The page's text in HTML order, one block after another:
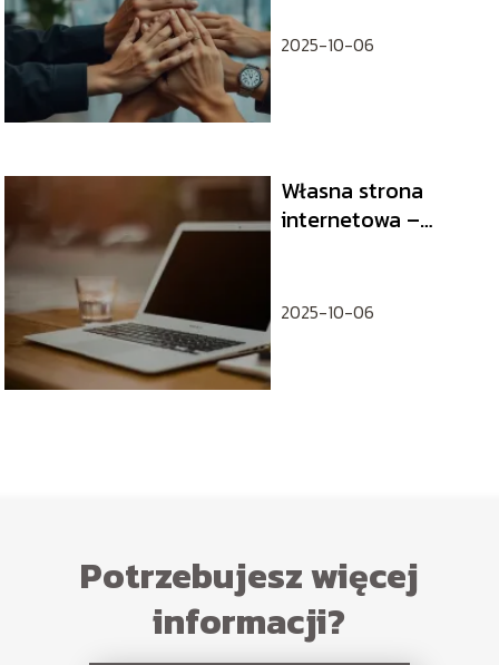
2025-10-06
Własna strona
internetowa –
2025-10-06
Potrzebujesz więcej
informacji?